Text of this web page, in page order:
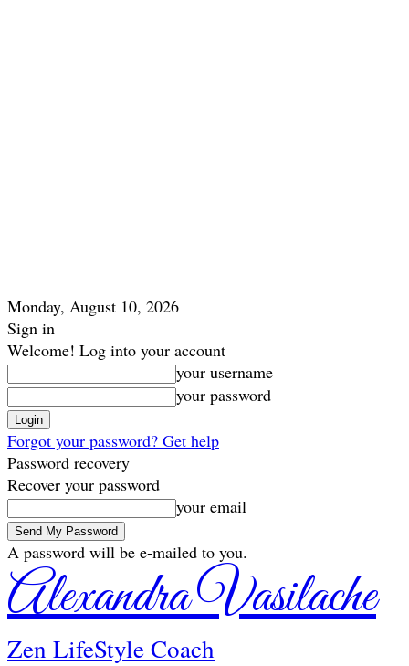
Monday, August 10, 2026
Sign in
Welcome! Log into your account
your username
your password
Forgot your password? Get help
Password recovery
Recover your password
your email
A password will be e-mailed to you.
Alexandra Vasilache
Zen LifeStyle Coach